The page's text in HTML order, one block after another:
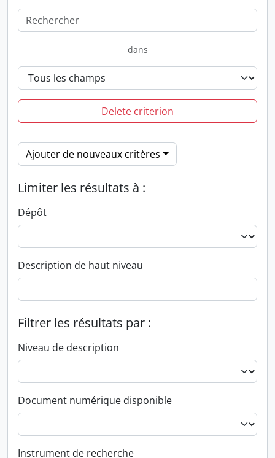
dans
Delete criterion
Ajouter de nouveaux critères
Limiter les résultats à :
Dépôt
Description de haut niveau
Filtrer les résultats par :
Niveau de description
Document numérique disponible
Instrument de recherche